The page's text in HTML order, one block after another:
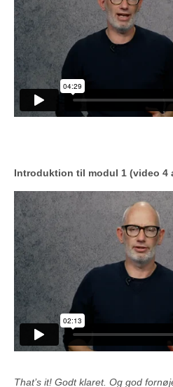
Introduktion til modul 1 (video 4
That’s it! Godt klaret. Og god